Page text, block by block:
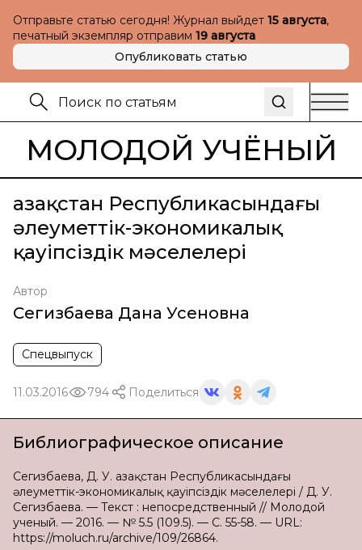
Отправьте статью сегодня! Журнал выйдет 15 августа,
печатный экземпляр отправим 19 августа
Опубликовать статью
МОЛОДОЙ УЧЁНЫЙ
Қазақстан Республикасындағы
әлеуметтік-экономикалық
қауіпсіздік мәселелері
Автор
Сегизбаева Дана Усеновна
Спецвыпуск
11.03.2016 794 Поделиться
Библиографическое описание
Сегизбаева, Д. У. Қазақстан Республикасындағы
әлеуметтік-экономикалық қауіпсіздік мәселелері / Д. У.
Сегизбаева. — Текст : непосредственный // Молодой
ученый. — 2016. — № 5.5 (109.5). — С. 55-58. — URL:
https://moluch.ru/archive/109/26864.